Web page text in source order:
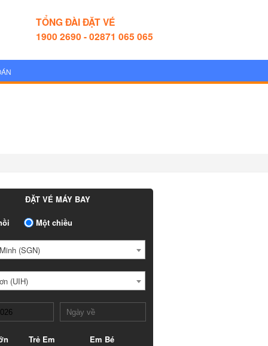
TỔNG ĐÀI ĐẶT VÉ
1900 2690 - 02871 065 065
ĐẶT VÉ MÁY BAY
Một chiều
(SGN)
(UIH)
Trẻ Em
Em Bé